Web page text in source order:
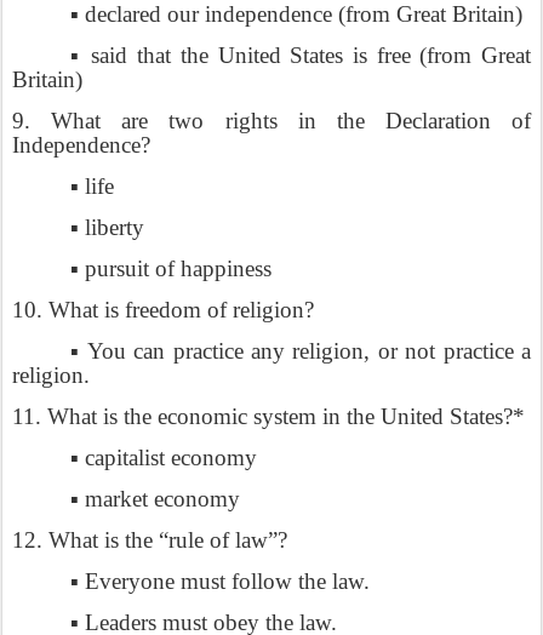
▪ declared our independence (from Great Britain)
▪ said that the United States is free (from Great
Britain)
9. What are two rights in the Declaration of
Independence?
▪ life
▪ liberty
▪ pursuit of happiness
10. What is freedom of religion?
▪ You can practice any religion, or not practice a
religion.
11. What is the economic system in the United States?*
▪ capitalist economy
▪ market economy
12. What is the “rule of law”?
▪ Everyone must follow the law.
▪ Leaders must obey the law.